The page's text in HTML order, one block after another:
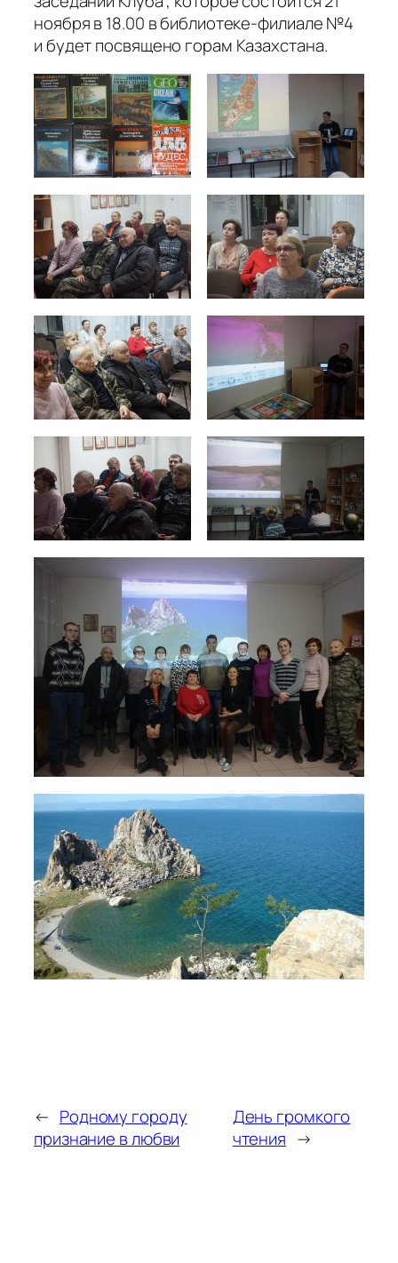
ноября в 18.00 в библиотеке-филиале №4
и будет посвящено горам Казахстана.
← Родному городу
признание в любви
День громкого
чтения →